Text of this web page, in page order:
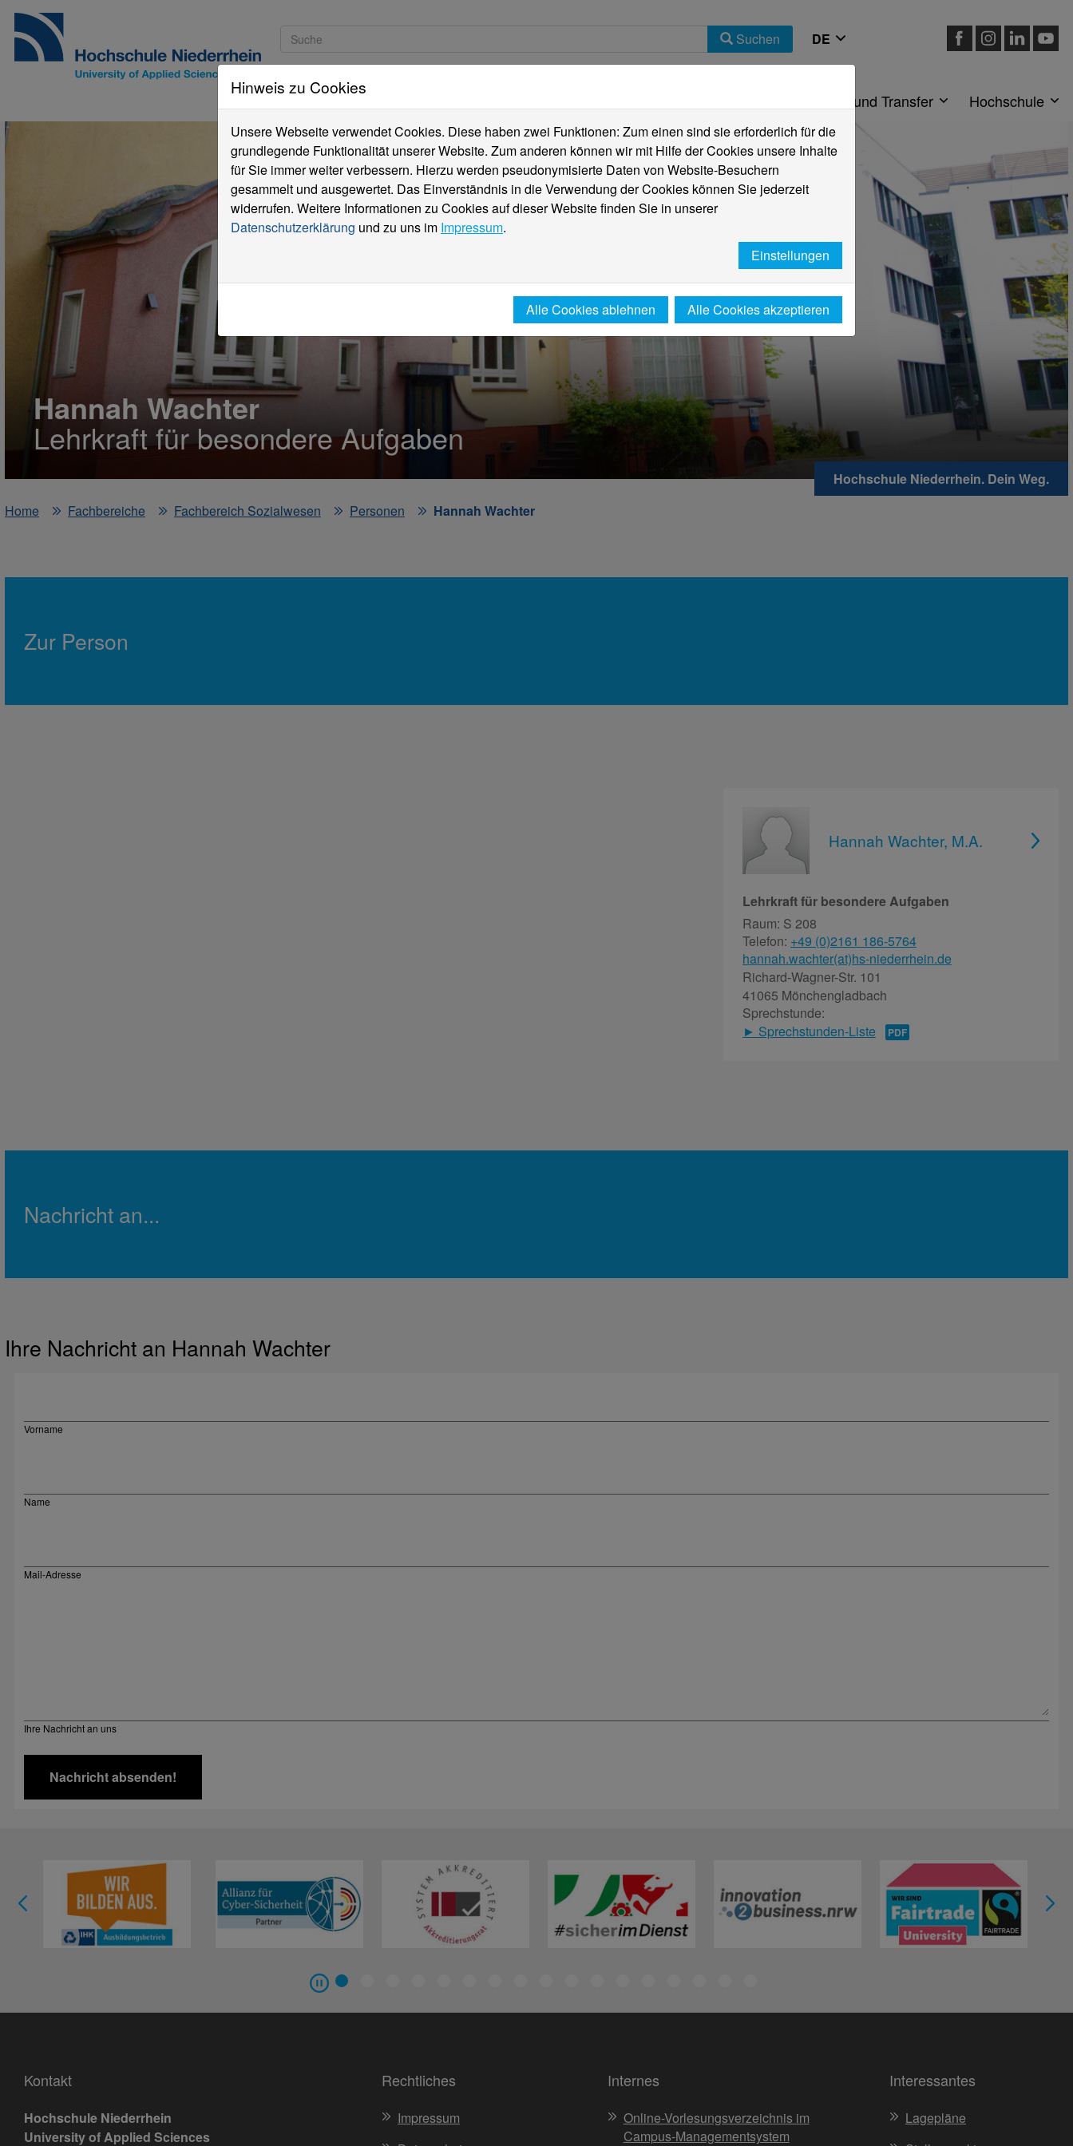
Suchen
Studieninteressierte Forschung und Transfer Hochschule
Hannah Wachter
Lehrkraft für besondere Aufgaben
Hochschule Niederrhein. Dein Weg.
Home
Fachbereiche Fachbereich Sozialwesen Personen Hannah Wachter
Zur Person
Hannah Wachter, M.A.
Lehrkraft für besondere Aufgaben
Raum: S 208
Telefon: +49 (0)2161 186-5764
hannah.wachter(at)hs-niederrhein.de
Richard-Wagner-Str. 101
41065 Mönchengladbach
Sprechstunde:
► Sprechstunden-Liste
Nachricht an...
Ihre Nachricht an Hannah Wachter
Vorname
Name
Mail-Adresse
Ihre Nachricht an uns
Kontakt
Hochschule Niederrhein
University of Applied Sciences
Rechtliches
Impressum
Internes
Online-Vorlesungsverzeichnis im
Campus-Managementsystem
Interessantes
Lagepläne
Hinweis zu Cookies
Unsere Webseite verwendet Cookies. Diese haben zwei Funktionen: Zum einen sind sie erforderlich für die
grundlegende Funktionalität unserer Website. Zum anderen können wir mit Hilfe der Cookies unsere Inhalte
für Sie immer weiter verbessern. Hierzu werden pseudonymisierte Daten von Website-Besuchern
gesammelt und ausgewertet. Das Einverständnis in die Verwendung der Cookies können Sie jederzeit
widerrufen. Weitere Informationen zu Cookies auf dieser Website finden Sie in unserer
Datenschutzerklärung und zu uns im Impressum.
Einstellungen
Alle Cookies ablehnen Alle Cookies akzeptieren